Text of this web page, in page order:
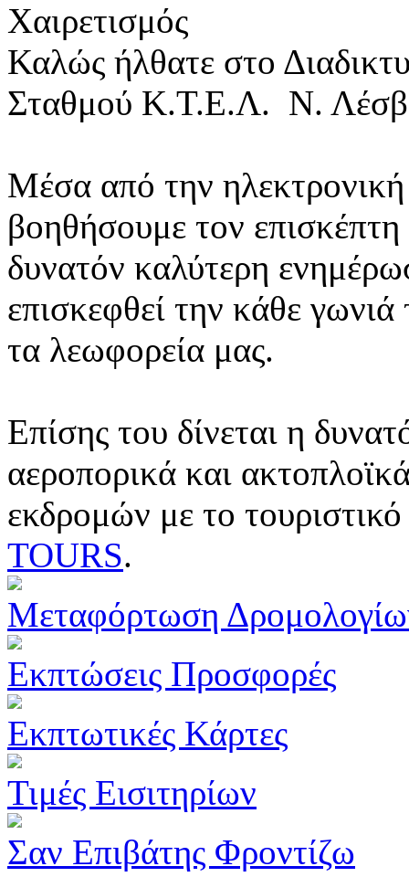
Χαιρετισμός
Καλώς ήλθατε στο
Σταθμού Κ.Τ.Ε.Λ. Ν.
Μέσα από την ηλεκτρονική
βοηθήσουμε τον
δυνατόν καλύτερη
επισκεφθεί την κάθε
τα λεωφορεία μας.
Επίσης του δίνεται η
αεροπορικά και
εκδρομών με το
TOURS.
Μεταφόρτωση
Εκπτώσεις Προσφορές
Εκπτωτικές Κάρτες
Τιμές Εισιτηρίων
Σαν Επιβάτης Φροντίζω